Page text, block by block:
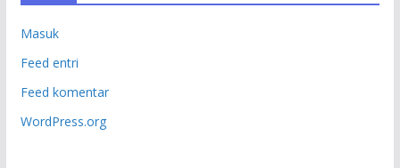
Masuk
Feed entri
Feed komentar
WordPress.org